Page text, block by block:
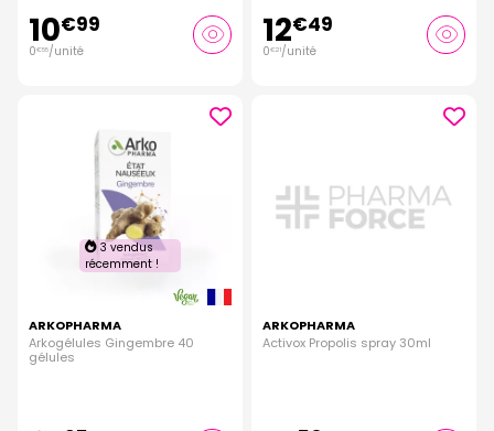
10€99
0€55/unité 12€49
0€21/unité
3 vendus
récemment !
ARKOPHARMA
Arkogélules Gingembre 40
gélules
ARKOPHARMA
Activox Propolis spray 30ml